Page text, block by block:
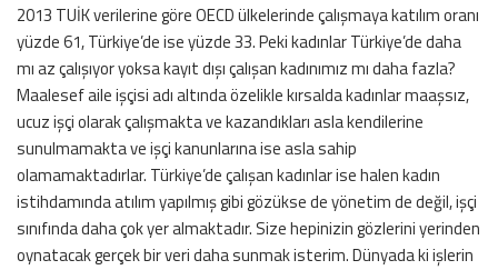
2013 TUİK verilerine göre OECD ülkelerinde çalışmaya katılım oranı
yüzde 61, Türkiye’de ise yüzde 33. Peki kadınlar Türkiye’de daha
mı az çalışıyor yoksa kayıt dışı çalışan kadınımız mı daha fazla?
Maalesef aile işçisi adı altında özelikle kırsalda kadınlar maaşsız,
ucuz işçi olarak çalışmakta ve kazandıkları asla kendilerine
sunulmamakta ve işçi kanunlarına ise asla sahip
olamamaktadırlar. Türkiye’de çalışan kadınlar ise halen kadın
istihdamında atılım yapılmış gibi gözükse de yönetim de değil, işçi
sınıfında daha çok yer almaktadır. Size hepinizin gözlerini yerinden
oynatacak gerçek bir veri daha sunmak isterim. Dünyada ki işlerin